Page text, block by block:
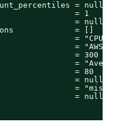
= null
= 1
= null
= []
=
= "AWS/
= 300
=
= 80
= null
=
= null